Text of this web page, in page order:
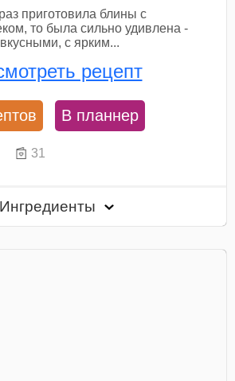
приготовила блины с
то была сильно удивлена -
с ярким...
рецепт
В планнер
31
Ингредиенты